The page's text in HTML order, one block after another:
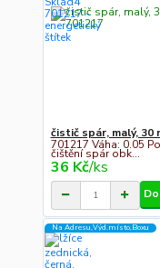
čistič spár, malý, 30
701217 Váha: 0.05
čištění spár obk...
36 Kč/ks
Na Adresu,Výd.místo,Boxu